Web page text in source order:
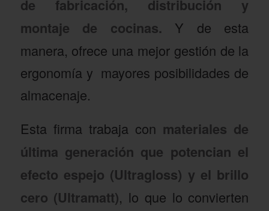
de fabricación, distribución y
montaje de cocinas. Y de esta
manera, ofrece una mejor gestión de la
ergonomía y mayores posibilidades de
almacenaje.
Esta firma trabaja con materiales de
última generación que potencian el
efecto espejo (Ultragloss) y el brillo
cero (Ultramatt), lo que lo convierten